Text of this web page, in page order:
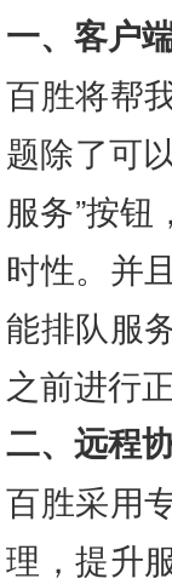
一、客户
百胜将帮
题除了可
服务”按
时性。并
能排队服
之前进行
二、远程
百胜采用
理，提升